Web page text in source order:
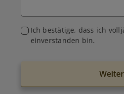
Ich bestätige, dass ich
einverstanden bin.
Weiter